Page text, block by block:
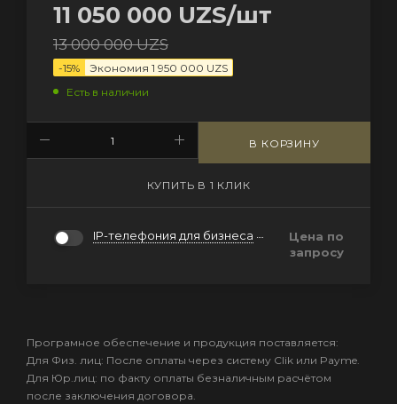
11 050 000 UZS/шт
13 000 000UZS
-15% Экономия 1 950 000 UZS
Есть в наличии
В КОРЗИНУ
КУПИТЬ В 1 КЛИК
IP-телефония для бизнеса
Цена по
запросу
Програмное обеспечение и продукция поставляется:
Для Физ. лиц: После оплаты через систему Clik или Payme.
Для Юр.лиц: по факту оплаты безналичным расчётом
после заключения договора.